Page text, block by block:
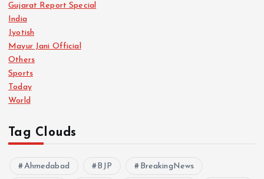
Gujarat Report Special
India
Jyotish
Mayur Jani Official
Others
Sports
Today
World
Tag Clouds
Ahmedabad BJP BreakingNews